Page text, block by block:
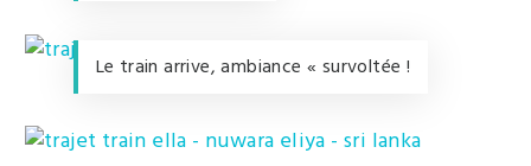
Le train arrive, ambiance « survoltée !